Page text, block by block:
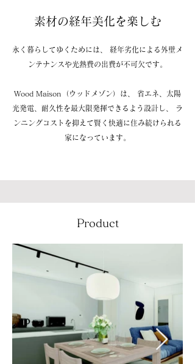
素材の経年美化を楽しむ
永く暮らしてゆくためには、 経年劣化による外壁メ
ンテナンスや光熱費の出費が不可欠です。
Wood Maison（ウッドメゾン）は、 省エネ、太陽
光発電、耐久性を最大限発揮できるよう設計し、 ラ
ンニングコストを抑えて賢く快適に住み続けられる
家になっています。
Product